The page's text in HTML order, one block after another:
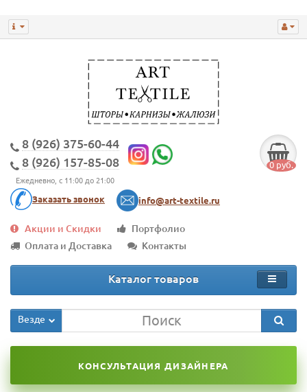
8 (926) 375-60-44
8 (926) 157-85-08
Ежедневно, с 11:00 до 21:00
Заказать звонок info@art-textile.ru
0 руб.
Акции и Скидки
Портфолио
Оплата и Доставка
Контакты
Каталог товаров
Везде
КОНСУЛЬТАЦИЯ ДИЗАЙНЕРА